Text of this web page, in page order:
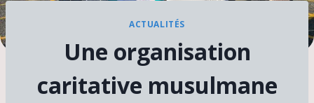
ACTUALITÉS
Une organisation
caritative musulmane